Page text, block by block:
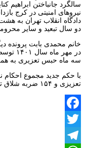
دادگاه انقلاب تهران به
دو سال تبعید و سایر
خانم محمدی بابت پرونده
سه ماه حبس تعزیری به
تعزیزی و ۱۵۴ ضربه شلاق تعزیزی افزایش یافت
Facebook
Twitter